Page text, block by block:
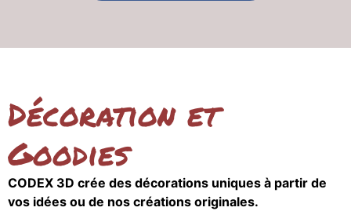
Décoration et
Goodies
CODEX 3D crée des décorations uniques à partir de
vos idées ou de nos créations originales.